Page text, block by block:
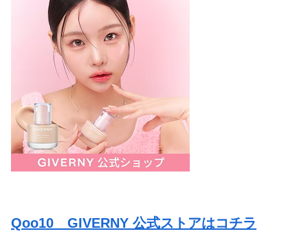
Qoo10 GIVERNY 公式ストアはコチラ